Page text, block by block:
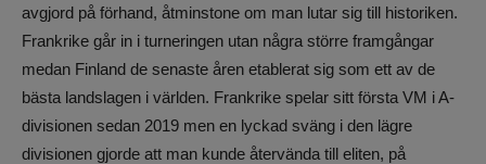
avgjord på förhand, åtminstone om man lutar sig till historiken.
Frankrike går in i turneringen utan några större framgångar
medan Finland de senaste åren etablerat sig som ett av de
bästa landslagen i världen. Frankrike spelar sitt första VM i A-
divisionen sedan 2019 men en lyckad sväng i den lägre
divisionen gjorde att man kunde återvända till eliten, på